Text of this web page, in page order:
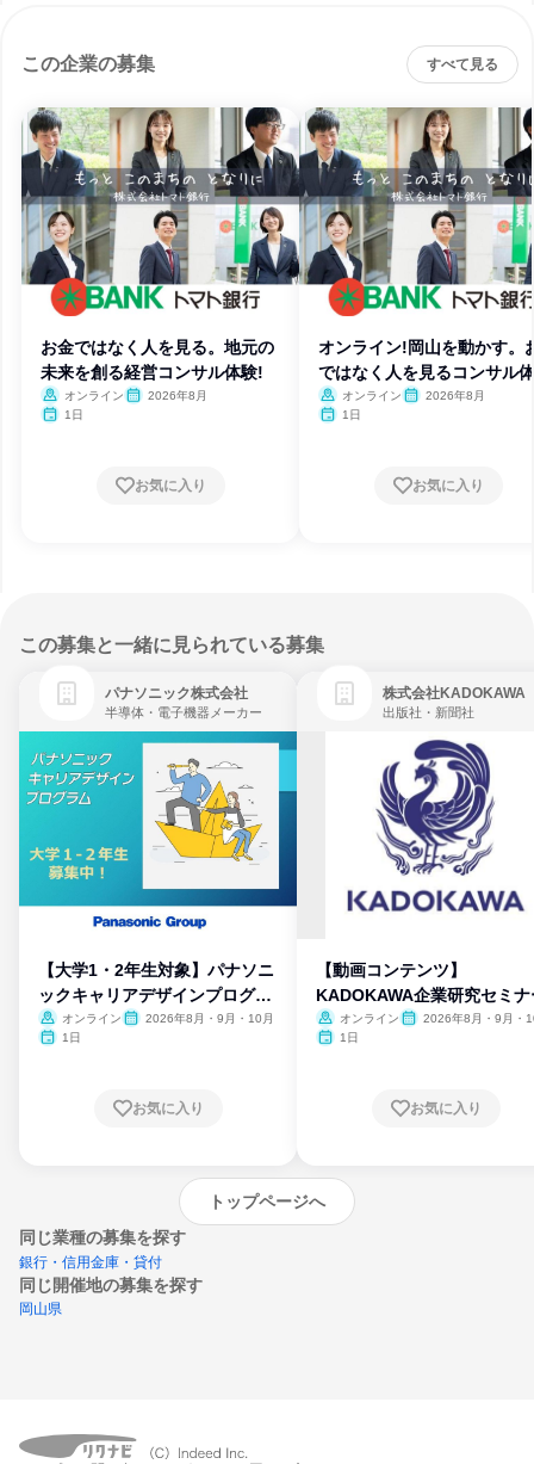
この企業の募集 すべて見る
お金ではなく人を見る。地元の
未来を創る経営コンサル体験!
オンライン
2026年8月
1日
お気に入り
オンライン!岡山を動かす。
ではなく人を見るコンサル体
験。オンライン
2026年8月
1日
お気に入り
この募集と一緒に見られている募集
パナソニック株式会社
半導体・電子機器メーカー
【大学1・2年生対象】パナソニ
ックキャリアデザインプログラ
ム
オンライン
2026年8月・9月・10月
1日
お気に入り
株式会社KADOKAWA
出版社・新聞社
【動画コンテンツ】
KADOKAWA企業研究セミナ
オンライン
2026年8月・9月・
1日
お気に入り
トップページへ
同じ業種の募集を探す
銀行・信用金庫・貸付
同じ開催地の募集を探す
岡山県
エントリーするとプログラムの詳細案内を